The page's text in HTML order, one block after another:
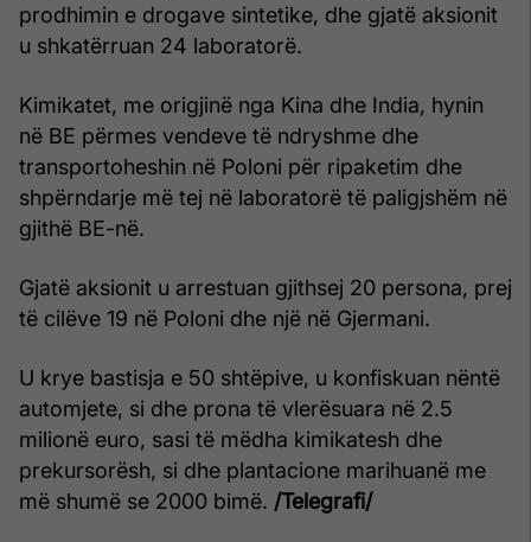
prodhimin e drogave sintetike, dhe gjatë aksionit
u shkatërruan 24 laboratorë.
Kimikatet, me origjinë nga Kina dhe India, hynin
në BE përmes vendeve të ndryshme dhe
transportoheshin në Poloni për ripaketim dhe
shpërndarje më tej në laboratorë të paligjshëm në
gjithë BE-në.
Gjatë aksionit u arrestuan gjithsej 20 persona, prej
të cilëve 19 në Poloni dhe një në Gjermani.
U krye bastisja e 50 shtëpive, u konfiskuan nëntë
automjete, si dhe prona të vlerësuara në 2.5
milionë euro, sasi të mëdha kimikatesh dhe
prekursorësh, si dhe plantacione marihuanë me
më shumë se 2000 bimë. /Telegrafi/